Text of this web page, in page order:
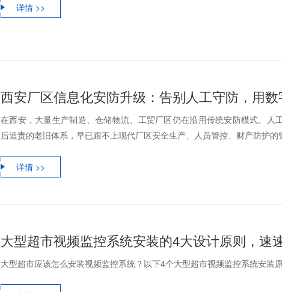
详情 >>
在西安，大量生产制造、仓储物流、工贸厂区仍在沿用传统安防模式。人
后追责的老旧体系，早已跟不上现代厂区安全生产、人员管控、财产防护的
详情 >>
大型超市视频监控系统安装的4大设计原则，速
大型超市应该怎么安装视频监控系统？以下4个大型超市视频监控系统安装